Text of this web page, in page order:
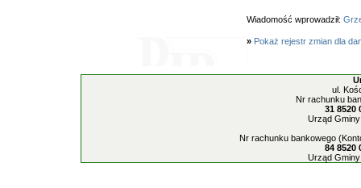
Wiadomość wprowadził:
» Pokaż rejestr zmian dla
ul.
Nr rachunku
31 8520
Urząd
Nr rachunku bankowego
84 8520
Urząd